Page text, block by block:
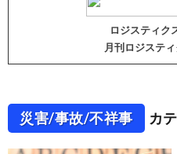
ロジスティク
月刊ロジステ
災害/事故/不祥事 カ